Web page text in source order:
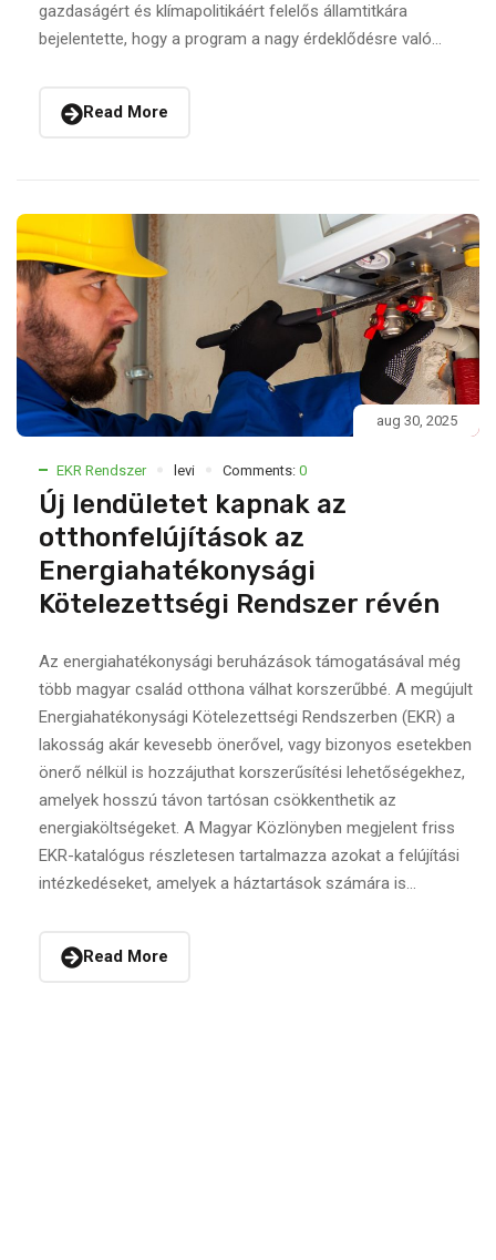
gazdaságért és klímapolitikáért felelős államtitkára
bejelentette, hogy a program a nagy érdeklődésre való...
Read More
aug 30, 2025
EKR Rendszer levi Comments: 0
Új lendületet kapnak az
otthonfelújítások az
Energiahatékonysági
Kötelezettségi Rendszer révén
Az energiahatékonysági beruházások támogatásával még
több magyar család otthona válhat korszerűbbé. A megújult
Energiahatékonysági Kötelezettségi Rendszerben (EKR) a
lakosság akár kevesebb önerővel, vagy bizonyos esetekben
önerő nélkül is hozzájuthat korszerűsítési lehetőségekhez,
amelyek hosszú távon tartósan csökkenthetik az
energiaköltségeket. A Magyar Közlönyben megjelent friss
EKR-katalógus részletesen tartalmazza azokat a felújítási
intézkedéseket, amelyek a háztartások számára is...
Read More